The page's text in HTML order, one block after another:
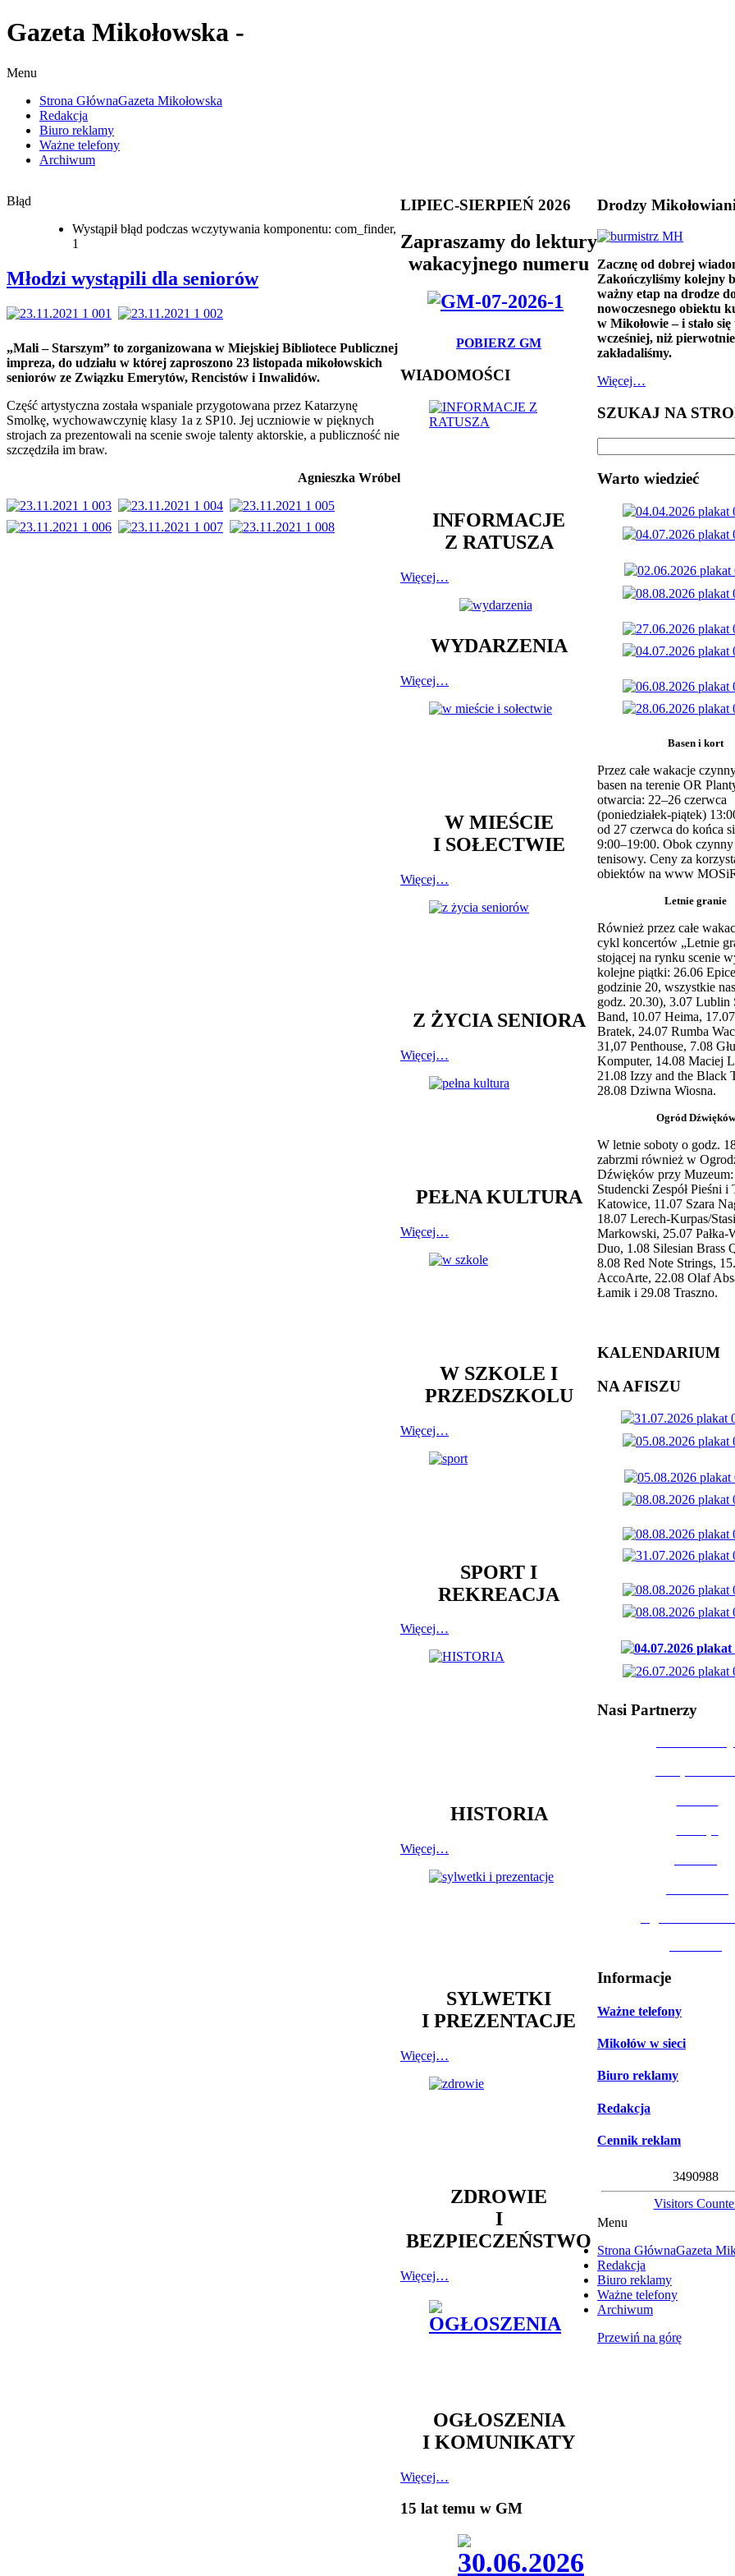
Gazeta Mikołowska -
Menu
Strona GłównaGazeta Mikołowska
Redakcja
Biuro reklamy
Ważne telefony
Archiwum
Błąd
Wystąpił błąd podczas wczytywania komponentu: com_finder,
1
Młodzi wystąpili dla seniorów
„Mali – Starszym” to zorganizowana w Miejskiej Bibliotece Publicznej
impreza, do udziału w której zaproszono 23 listopada mikołowskich
seniorów ze Związku Emerytów, Rencistów i Inwalidów.
Część artystyczna została wspaniale przygotowana przez Katarzynę
Smolkę, wychowawczynię klasy 1a z SP10. Jej uczniowie w pięknych
strojach za prezentowali na scenie swoje talenty aktorskie, a publiczność nie
szczędziła im braw.
Agnieszka Wróbel
LIPIEC-SIERPIEŃ 2026
Zapraszamy do lektury
wakacyjnego numeru
POBIERZ GM
WIADOMOŚCI
INFORMACJE
Z RATUSZA
Więcej…
WYDARZENIA
Więcej…
W MIEŚCIE
I SOŁECTWIE
Więcej…
Z ŻYCIA SENIORA
Więcej…
PEŁNA KULTURA
Więcej…
W SZKOLE I
PRZEDSZKOLU
Więcej…
SPORT I
REKREACJA
Więcej…
HISTORIA
Więcej…
SYLWETKI
I PREZENTACJE
Więcej…
ZDROWIE
I
BEZPIECZEŃSTWO
Więcej…
OGŁOSZENIA
I KOMUNIKATY
Więcej…
15 lat temu w GM
Drodzy
Zacznę od dobrej
Zakończyliśmy kolejny
ważny etap na drodze
nowoczesnego obiektu
w Mikołowie – i stało się
wcześniej, niż pierwotnie
zakładaliśmy.
Więcej…
SZUKAJ NA
Warto wiedzieć
Basen i kort
Przez całe wakacje
basen na terenie OR
otwarcia: 22–26 czerwca
(poniedziałek-piątek)
od 27 czerwca do końca
9:00–19:00. Obok
tenisowy. Ceny za
obiektów na www
Letnie granie
Również przez całe
cykl koncertów „Letnie
stojącej na rynku scenie
kolejne piątki: 26.06
godzinie 20, wszystkie
godz. 20.30), 3.07 Lublin
Band, 10.07 Heima,
Bratek, 24.07 Rumba
31,07 Penthouse, 7.08
Komputer, 14.08 Maciej
21.08 Izzy and the Black
28.08 Dziwna Wiosna.
Ogród Dźwięków
W letnie soboty o godz.
zabrzmi również w
Dźwięków przy
Studencki Zespół Pieśni i
Katowice, 11.07 Szara
18.07 Lerech-Kurpas/
Markowski, 25.07 Pałka-
Duo, 1.08 Silesian Brass
8.08 Red Note Strings,
AccoArte, 22.08 Olaf
Łamik i 29.08 Traszno.
KALENDARIUM
NA AFISZU
Nasi Partnerzy
Informacje
Ważne telefony
Mikołów w sieci
Biuro reklamy
Redakcja
Cennik reklam
3490988
Visitors
Menu
Strona GłównaGazeta
Redakcja
Biuro reklamy
Ważne telefony
Archiwum
Przewiń na górę